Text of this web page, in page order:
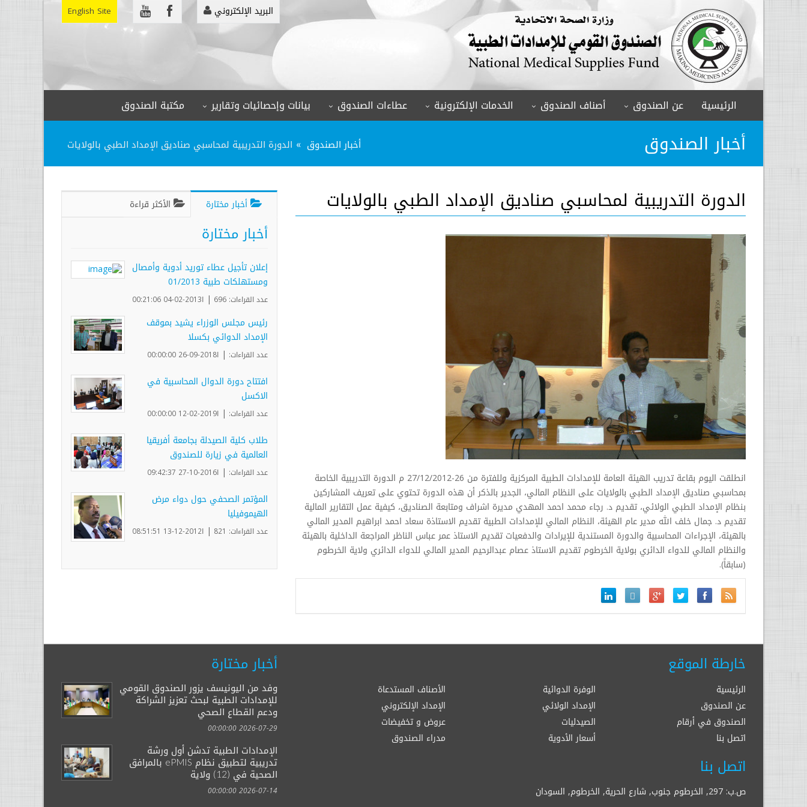
English Site البريد الإلكتروني
الرئيسية عن الصندوق أصناف الصندوق الخدمات الإلكترونية عطاءات الصندوق بيانات وإحصائيات وتقارير مكتبة الصندوق
أخبار الصندوق أخبار الصندوق الدورة التدريبية لمحاسبي صناديق الإمداد الطبي بالولايات
الدورة التدريبية لمحاسبي صناديق الإمداد الطبي بالولايات
انطلقت اليوم بقاعة تدريب الهيئة العامة للإمدادات الطبية المركزية وللفترة من 26-27/12/2012 م الدورة التدريبية الخاصة
بمحاسبي صناديق الإمداد الطبي بالولايات على النظام المالي، الجدير بالذكر أن هذه الدورة تحتوي على تعريف المشاركين
بنظام الإمداد الطبي الولائي، تقديم د. رجاء محمد احمد المهدي مديرة اشراف ومتابعة الصناديق، كيفية عمل التقارير المالية
تقديم د. جمال خلف الله مدير عام الهيئة، النظام المالي للإمدادات الطبية تقديم الاستاذة سعاد احمد ابراهيم المدير المالي
بالهيئة، الإجراءات المحاسبية والدورة المستندية للإيرادات والدفعيات تقديم الاستاذ عمر عباس الناظر المراجعة الداخلية بالهيئة
والنظام المالي للدواء الدائري بولاية الخرطوم تقديم الاستاذ عصام عبدالرحيم المدير المالي للدواء الدائري ولاية الخرطوم
(سابقاً).
أخبار مختارة الأكثر قراءة
أخبار مختارة
إعلان تأجيل عطاء توريد أدوية وأمصال
ومستهلكات طبية 01/2013
عدد القراءات: 696 | ا2013-02-04 00:21:06
رئيس مجلس الوزراء يشيد بموقف
الإمداد الدوائي بكسلا
عدد القراءات: | ا2018-09-26 00:00:00
افتتاح دورة الدوال المحاسبية في
الاكسل
عدد القراءات: | ا2019-02-12 00:00:00
طلاب كلية الصيدلة بجامعة أفريقيا
العالمية في زيارة للصندوق
عدد القراءات: | ا2016-10-27 09:42:37
المؤتمر الصحفي حول دواء مرض
الهيموفيليا
عدد القراءات: 821 | ا2012-12-13 08:51:51
خارطة الموقع
الرئيسية الوفرة الدوائية
الأصناف المستدعاة
عن الصندوق
الإمداد الولائي
الإمداد الإلكتروني
الصندوق في أرقام
الصيدليات
عروض و تخفيضات
اتصل بنا
أسعار الأدوية مدراء الصندوق
اتصل بنا
ص.ب: 297, الخرطوم جنوب, شارع الحرية, الخرطوم, السودان
أخبار مختارة
وفد من اليونيسف يزور الصندوق القومي
للإمدادات الطبية لبحث تعزيز الشراكة
ودعم القطاع الصحي
2026-07-29 00:00:00
الإمدادات الطبية تدشن أول ورشة
تدريبية لتطبيق نظام ePMIS بالمرافق
الصحية في (12) ولاية
2026-07-14 00:00:00